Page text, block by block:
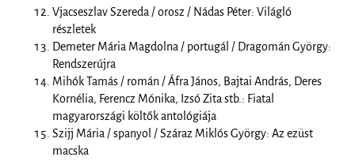
Vjacseszlav Szereda / orosz / Nádas Péter: Világló
részletek
Demeter Mária Magdolna / portugál / Dragomán György:
Rendszerújra
Mihók Tamás / román / Áfra János, Bajtai András, Deres
Kornélia, Ferencz Mónika, Izsó Zita stb.: Fiatal
magyarországi költők antológiája
Szijj Mária / spanyol / Száraz Miklós György: Az ezüst
macska